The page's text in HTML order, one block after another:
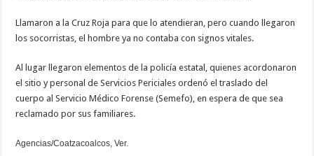
Llamaron a la Cruz Roja para que lo atendieran, pero cuando llegaron
los socorristas, el hombre ya no contaba con signos vitales.
Al lugar llegaron elementos de la policía estatal, quienes acordonaron
el sitio y personal de Servicios Periciales ordenó el traslado del
cuerpo al Servicio Médico Forense (Semefo), en espera de que sea
reclamado por sus familiares.
Agencias/Coatzacoalcos, Ver.